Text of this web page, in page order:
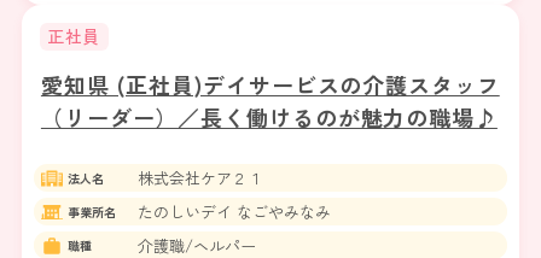
正社員
愛知県 (正社員)デイサービスの介護スタッフ
（リーダー）／長く働けるのが魅力の職場♪
法人名 株式会社ケア２１
事業所名 たのしいデイ なごやみなみ
職種 介護職/ヘルパー